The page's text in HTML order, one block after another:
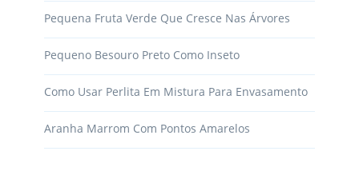
Pequena Fruta Verde Que Cresce Nas Árvores
Pequeno Besouro Preto Como Inseto
Como Usar Perlita Em Mistura Para Envasamento
Aranha Marrom Com Pontos Amarelos